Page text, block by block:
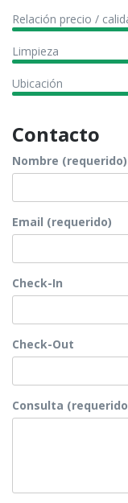
Relación precio /
Limpieza
Ubicación
Contacto
Nombre (requerido)
Email (requerido)
Check-In
Check-Out
Consulta